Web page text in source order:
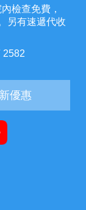
檢查免費，
另有速遞代收
2582
優惠